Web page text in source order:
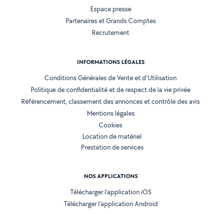
Espace presse
Partenaires et Grands Comptes
Recrutement
INFORMATIONS LÉGALES
Conditions Générales de Vente et d'Utilisation
Politique de confidentialité et de respect de la vie privée
Référencement, classement des annonces et contrôle des avis
Mentions légales
Cookies
Location de matériel
Prestation de services
NOS APPLICATIONS
Télécharger l’application iOS
Télécharger l’application Android